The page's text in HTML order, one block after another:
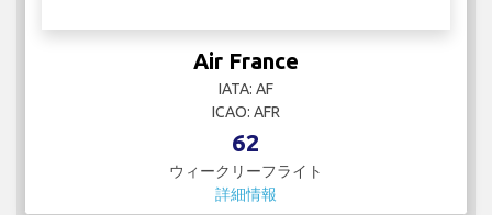
Air France
IATA: AF
ICAO: AFR
62
ウィークリーフライト
詳細情報